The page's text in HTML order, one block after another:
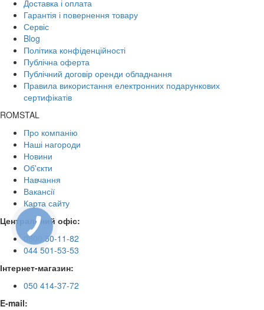
Доставка і оплата
Гарантія і повернення товару
Сервіс
Blog
Політика конфіденційності
Публічна оферта
Публічний договір оренди обладнання
Правила використання електронних подарункових
сертифікатів
ROMSTAL
Про компанію
Наші нагороди
Новини
Об'єкти
Навчання
Вакансії
Карта сайту
Центральний офіс:
0800 50-11-82
044 501-53-53
Інтернет-магазин:
050 414-37-72
E-mail:
КНОПКА
ЗВ'ЯЗКУ